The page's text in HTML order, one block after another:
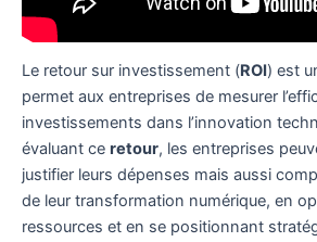
Le retour sur investissement (ROI) est
permet aux entreprises de mesurer
investissements dans l’innovation
évaluant ce retour, les entreprises
justifier leurs dépenses mais aussi
de leur transformation numérique, en
ressources et en se positionnant